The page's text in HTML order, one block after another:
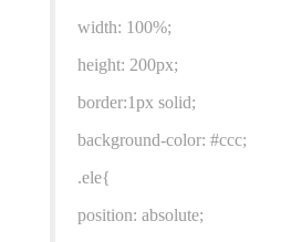
width: 100%;
height: 200px;
border:1px solid;
background-color: #ccc;
.ele{
position: absolute;